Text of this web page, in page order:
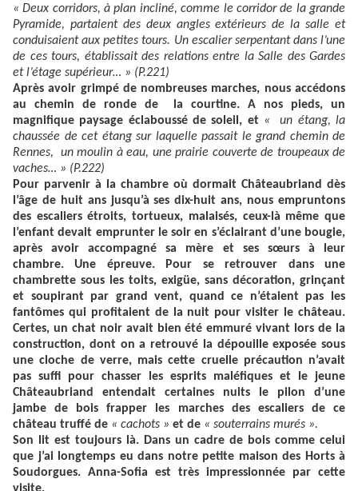
« Deux corridors, à plan incliné, comme le corridor de la grande
Pyramide, partaient des deux angles extérieurs de la salle et
conduisaient aux petites tours. Un escalier serpentant dans l’une
de ces tours, établissait des relations entre la Salle des Gardes
et l’étage supérieur… » (P.221)
Après avoir grimpé de nombreuses marches, nous accédons
au chemin de ronde de la courtine. A nos pieds, un
magnifique paysage éclaboussé de soleil, et « un étang, la
chaussée de cet étang sur laquelle passait le grand chemin de
Rennes, un moulin à eau, une prairie couverte de troupeaux de
vaches… » (P.222)
Pour parvenir à la chambre où dormait Châteaubriand dès
l’âge de huit ans jusqu’à ses dix-huit ans, nous empruntons
des escaliers étroits, tortueux, malaisés, ceux-là même que
l’enfant devait emprunter le soir en s’éclairant d’une bougie,
après avoir accompagné sa mère et ses sœurs à leur
chambre. Une épreuve. Pour se retrouver dans une
chambrette sous les toits, exigüe, sans décoration, grinçant
et soupirant par grand vent, quand ce n’étaient pas les
fantômes qui profitaient de la nuit pour visiter le château.
Certes, un chat noir avait bien été emmuré vivant lors de la
construction, dont on a retrouvé la dépouille exposée sous
une cloche de verre, mais cette cruelle précaution n’avait
pas suffi pour chasser les esprits maléfiques et le jeune
Châteaubriand entendait certaines nuits le pilon d’une
jambe de bois frapper les marches des escaliers de ce
château truffé de « cachots » et de « souterrains murés ».
Son lit est toujours là. Dans un cadre de bois comme celui
que j’ai longtemps eu dans notre petite maison des Horts à
Soudorgues. Anna-Sofia est très impressionnée par cette